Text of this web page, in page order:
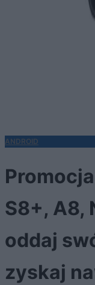
ANDROID
S8+, A8,
oddaj
zyskaj